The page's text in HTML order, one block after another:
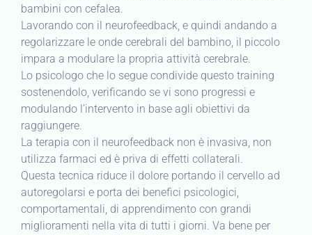
bambini con cefalea.
Lavorando con il neurofeedback, e quindi andando a
regolarizzare le onde cerebrali del bambino, il piccolo
impara a modulare la propria attività cerebrale.
Lo psicologo che lo segue condivide questo training
sostenendolo, verificando se vi sono progressi e
modulando l’intervento in base agli obiettivi da
raggiungere.
La terapia con il neurofeedback non è invasiva, non
utilizza farmaci ed è priva di effetti collaterali.
Questa tecnica riduce il dolore portando il cervello ad
autoregolarsi e porta dei benefici psicologici,
comportamentali, di apprendimento con grandi
miglioramenti nella vita di tutti i giorni. Va bene per